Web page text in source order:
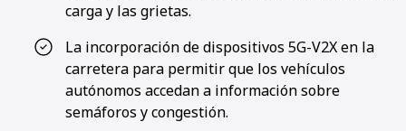
carga y las grietas.
La incorporación de dispositivos 5G-V2X en la
carretera para permitir que los vehículos
autónomos accedan a información sobre
semáforos y congestión.